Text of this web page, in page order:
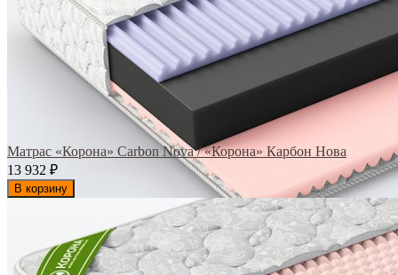
Матрас «Корона» Carbon Nova / «Корона» Карбон Нова
13 932 ₽
В корзину